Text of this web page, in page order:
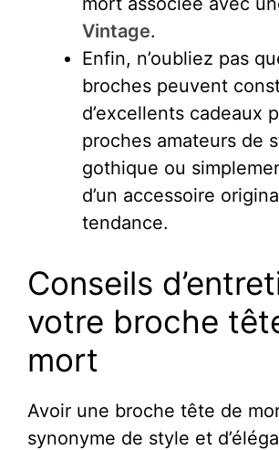
Vintage.
Enfin, n’oubliez pas
broches peuvent
d’excellents cadeaux
proches amateurs de
gothique ou
d’un accessoire
tendance.
Conseils
votre broche
mort
Avoir une broche tête de
synonyme de style et